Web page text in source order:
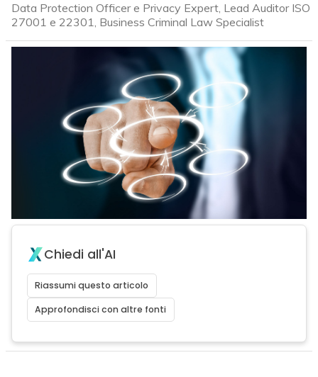
Data Protection Officer e Privacy Expert, Lead Auditor ISO
27001 e 22301, Business Criminal Law Specialist
Chiedi all'AI
Riassumi questo articolo
Approfondisci con altre fonti